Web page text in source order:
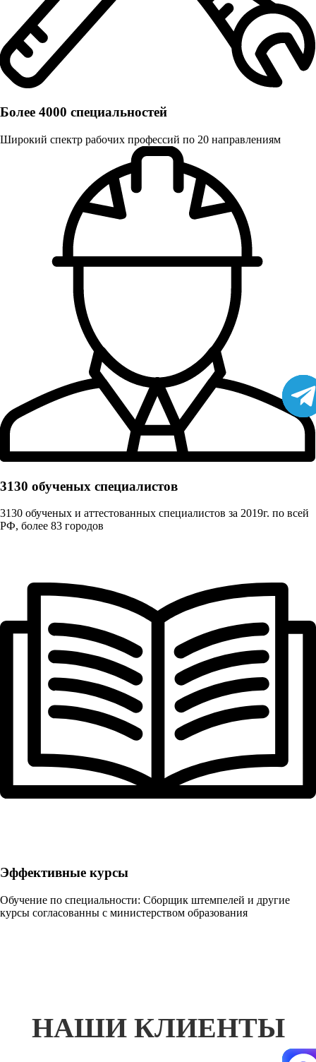
Более 4000 специальностей
Широкий спектр рабочих профессий по 20 направлениям
3130 обученых cпециалистов
3130 обученых и аттестованных специалистов за 2019г. по всей
РФ, более 83 городов
Эффективные курсы
Обучение по специальности: Сборщик штемпелей и другие
курсы согласованны с министерством образования
НАШИ КЛИЕНТЫ